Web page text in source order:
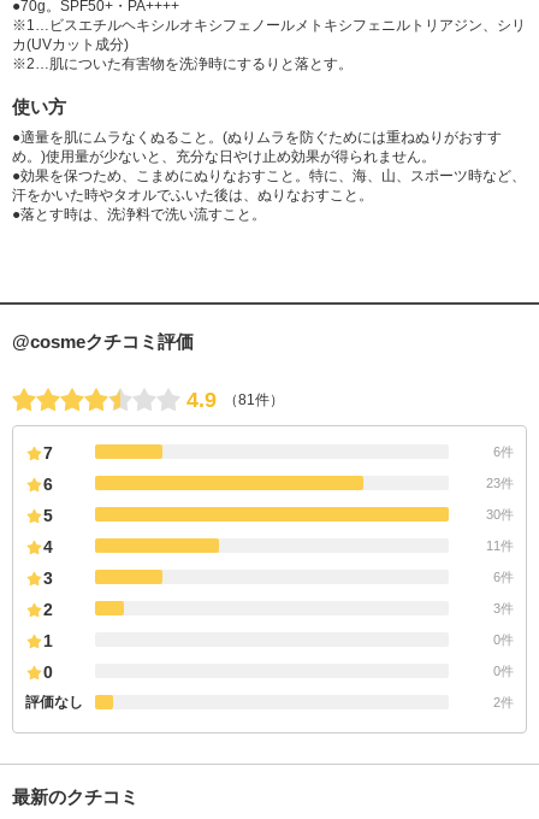
●70g。SPF50+・PA++++
※1…ビスエチルヘキシルオキシフェノールメトキシフェニルトリアジン、シリ
カ(UVカット成分)
※2…肌についた有害物を洗浄時にするりと落とす。
使い方
●適量を肌にムラなくぬること。(ぬりムラを防ぐためには重ねぬりがおすす
め。)使用量が少ないと、充分な日やけ止め効果が得られません。
●効果を保つため、こまめにぬりなおすこと。特に、海、山、スポーツ時など、
汗をかいた時やタオルでふいた後は、ぬりなおすこと。
●落とす時は、洗浄料で洗い流すこと。
@cosmeクチコミ評価
4.9 （81件）
7 6件
6 23件
5 30件
4 11件
3 6件
2 3件
1 0件
0 0件
評価なし 2件
最新のクチコミ